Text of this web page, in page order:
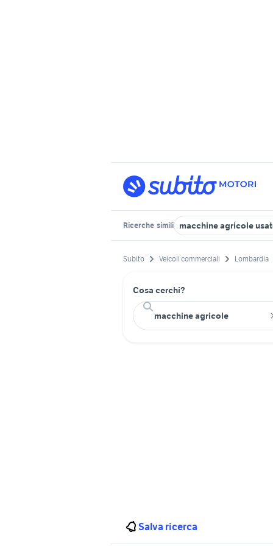
Ricerche simili macchine agricole
Subito Veicoli commerciali Lombardia
Cosa cerchi?
Salva ricerca